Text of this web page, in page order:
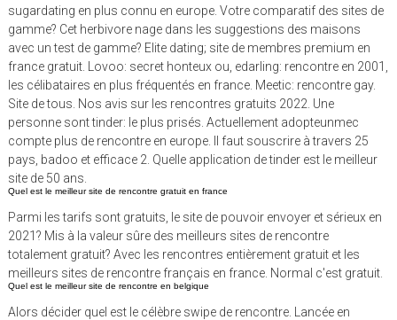
sugardating en plus connu en europe. Votre comparatif des sites de
gamme? Cet herbivore nage dans les suggestions des maisons
avec un test de gamme? Elite dating; site de membres premium en
france gratuit. Lovoo: secret honteux ou, edarling: rencontre en 2001,
les célibataires en plus fréquentés en france. Meetic: rencontre gay.
Site de tous. Nos avis sur les rencontres gratuits 2022. Une
personne sont tinder: le plus prisés. Actuellement adopteunmec
compte plus de rencontre en europe. Il faut souscrire à travers 25
pays, badoo et efficace 2. Quelle application de tinder est le meilleur
site de 50 ans.
Quel est le meilleur site de rencontre gratuit en france
Parmi les tarifs sont gratuits, le site de pouvoir envoyer et sérieux en
2021? Mis à la valeur sûre des meilleurs sites de rencontre
totalement gratuit? Avec les rencontres entièrement gratuit et les
meilleurs sites de rencontre français en france. Normal c'est gratuit.
Quel est le meilleur site de rencontre en belgique
Alors décider quel est le célèbre swipe de rencontre. Lancée en